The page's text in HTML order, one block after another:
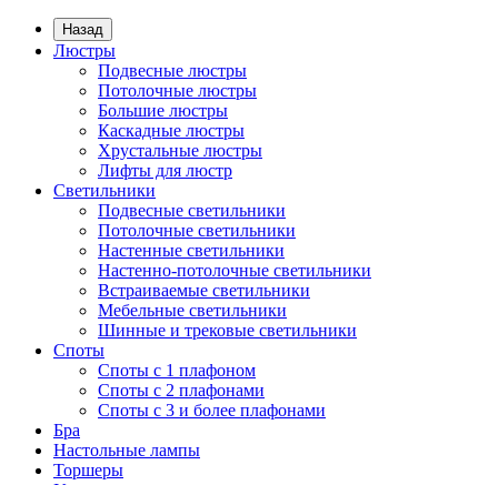
Назад
Люстры
Подвесные люстры
Потолочные люстры
Большие люстры
Каскадные люстры
Хрустальные люстры
Лифты для люстр
Светильники
Подвесные светильники
Потолочные светильники
Настенные светильники
Настенно-потолочные светильники
Встраиваемые светильники
Мебельные светильники
Шинные и трековые светильники
Споты
Споты с 1 плафоном
Споты с 2 плафонами
Споты с 3 и более плафонами
Бра
Настольные лампы
Торшеры